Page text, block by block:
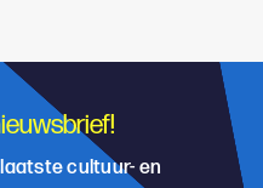
cultuur- en